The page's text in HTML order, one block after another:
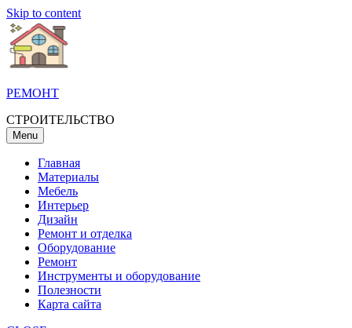
Skip to content
РЕМОНТ
СТРОИТЕЛЬСТВО
Menu
Главная
Материалы
Мебель
Интерьер
Дизайн
Ремонт и отделка
Оборудование
Ремонт
Инструменты и оборудование
Полезности
Карта сайта